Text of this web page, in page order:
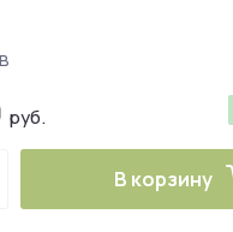
руб.
В корзину